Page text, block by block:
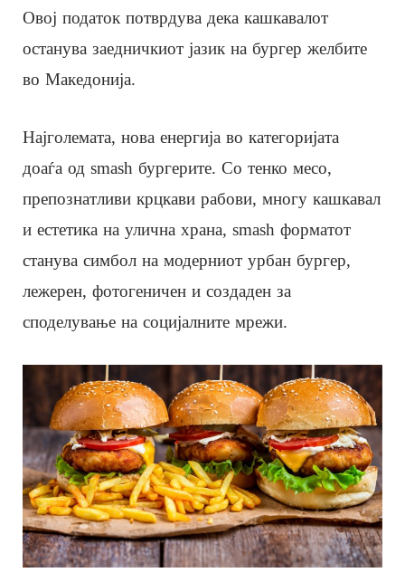
Овој податок потврдува дека кашкавалот
останува заедничкиот јазик на бургер желбите
во Македонија.
Најголемата, нова енергија во категоријата
доаѓа од smash бургерите. Со тенко месо,
препознатливи крцкави рабови, многу кашкавал
и естетика на улична храна, smash форматот
станува симбол на модерниот урбан бургер,
лежерен, фотогеничен и создаден за
споделување на социјалните мрежи.